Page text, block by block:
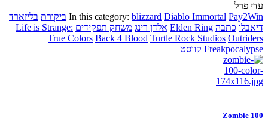
עדי פרל
In this category: blizzard Diablo Immortal Pay2Win ביקורת בליזארד
דיאבלו כתבה Elden Ring אלדן רינג משחק תפקידים Life is Strange:
True Colors Back 4 Blood Turtle Rock Studios Outriders
Freakpocalypse קווסט
Zombie 100